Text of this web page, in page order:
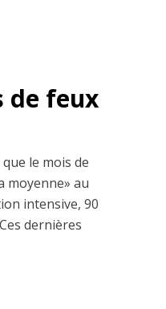
de feux
le mois de
moyenne» au
intensive, 90
dernières